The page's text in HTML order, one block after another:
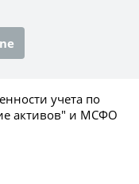
учета по
активов" и МСФО